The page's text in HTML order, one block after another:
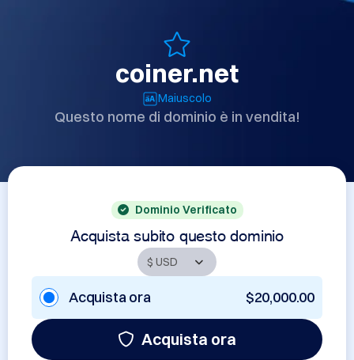
coiner.net
Maiuscolo
Questo nome di dominio è in vendita!
Dominio Verificato
Acquista subito questo dominio
Acquista ora $20,000.00
Acquista ora